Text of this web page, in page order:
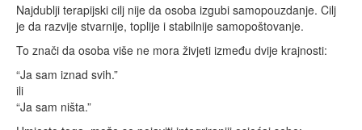
Najdublji terapijski cilj nije da osoba izgubi samopouzdanje. Cilj
je da razvije stvarnije, toplije i stabilnije samopoštovanje.
To znači da osoba više ne mora živjeti između dvije krajnosti:
“Ja sam iznad svih.”
ili
“Ja sam ništa.”